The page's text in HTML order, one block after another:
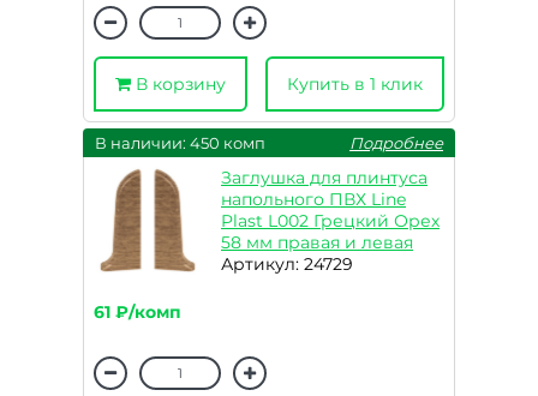
В корзину Купить в 1 клик
В наличии: 450 комп Подробнее
Заглушка для плинтуса
напольного ПВХ Line
Plast L002 Грецкий Орех
58 мм правая и левая
Артикул: 24729
61 ₽/комп